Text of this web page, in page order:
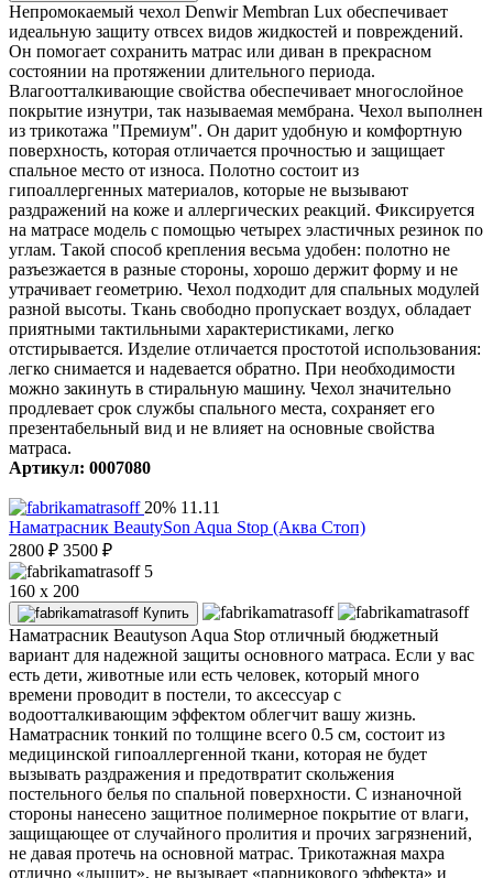
Непромокаемый чехол Denwir Membran Lux обеспечивает
идеальную защиту отвсех видов жидкостей и повреждений.
Он помогает сохранить матрас или диван в прекрасном
состоянии на протяжении длительного периода.
Влагоотталкивающие свойства обеспечивает многослойное
покрытие изнутри, так называемая мембрана. Чехол выполнен
из трикотажа "Премиум". Он дарит удобную и комфортную
поверхность, которая отличается прочностью и защищает
спальное место от износа. Полотно состоит из
гипоаллергенных материалов, которые не вызывают
раздражений на коже и аллергических реакций. Фиксируется
на матрасе модель с помощью четырех эластичных резинок по
углам. Такой способ крепления весьма удобен: полотно не
разъезжается в разные стороны, хорошо держит форму и не
утрачивает геометрию. Чехол подходит для спальных модулей
разной высоты. Ткань свободно пропускает воздух, обладает
приятными тактильными характеристиками, легко
отстирывается. Изделие отличается простотой использования:
легко снимается и надевается обратно. При необходимости
можно закинуть в стиральную машину. Чехол значительно
продлевает срок службы спального места, сохраняет его
презентабельный вид и не влияет на основные свойства
матраса.
Артикул: 0007080
20% 11.11
Наматрасник BeautySon Aqua Stop (Аква Стоп)
2800 ₽ 3500 ₽
5
160 x 200
Купить
Наматрасник Beautyson Aqua Stop отличный бюджетный
вариант для надежной защиты основного матраса. Если у вас
есть дети, животные или есть человек, который много
времени проводит в постели, то аксессуар с
водоотталкивающим эффектом облегчит вашу жизнь.
Наматрасник тонкий по толщине всего 0.5 см, состоит из
медицинской гипоаллергенной ткани, которая не будет
вызывать раздражения и предотвратит скольжения
постельного белья по спальной поверхности. С изнаночной
стороны нанесено защитное полимерное покрытие от влаги,
защищающее от случайного пролития и прочих загрязнений,
не давая протечь на основной матрас. Трикотажная махра
отлично «дышит», не вызывает «парникового эффекта» и